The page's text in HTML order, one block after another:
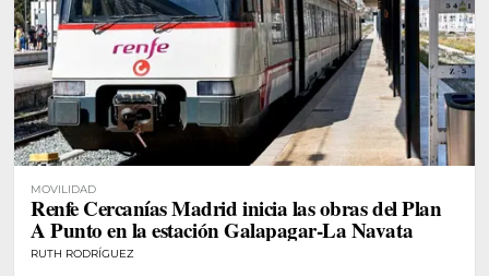
MOVILIDAD
Renfe Cercanías Madrid inicia las obras del Plan
A Punto en la estación Galapagar-La Navata
RUTH RODRÍGUEZ